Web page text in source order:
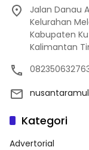
Jalan Danau
Kelurahan
Kabupaten
Kalimantan
Kategori
Advertorial